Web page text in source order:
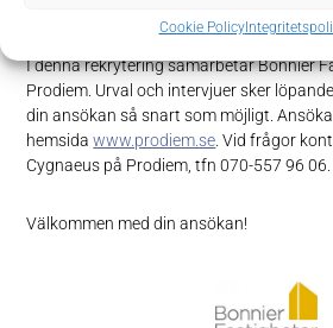
Cookie Policy
I denna rekrytering samarbetar Bonnier
Prodiem. Urval och intervjuer sker
din ansökan så snart som möjligt.
hemsidawww.prodiem.se . Vid frågor
Cygnaeus på Prodiem, tfn 070-557 96 06.
Välkommen med din ansökan!